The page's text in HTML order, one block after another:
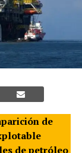
de
de petróleo